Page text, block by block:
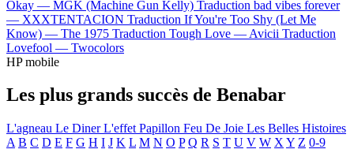
Okay — MGK (Machine Gun Kelly) Traduction bad vibes forever
— XXXTENTACION Traduction If You're Too Shy (Let Me
Know) — The 1975 Traduction Tough Love — Avicii Traduction
Lovefool — Twocolors
HP mobile
Les plus grands succès de Benabar
L'agneau Le DinerL'effet Papillon Feu De Joie Les Belles Histoires
A B C D E F G H I J K L M N O P Q R S T U V W X Y Z 0-9